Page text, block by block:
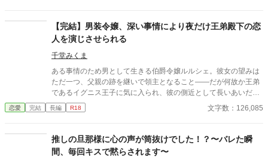
【完結】男装令嬢、深い事情により夜だけ王弟殿下の恋
人を演じさせられる
千堂みくま
ある事情のため男として生きる伯爵令嬢ルルシェ。彼女の望みは
ただ一つ、父親の跡を継いで領主となること――だが何故か王弟
であるイグニス王子に気に入られ、彼の側近として長いあいだ仕
えてきた。 女嫌いの王子はなかなか結婚してくれず、彼の結婚を
機に領地へ帰りたいルルシェはやきもきしている。しかし、ある
てしまった。 王子は性別の秘密を守る代わりに「俺の女嫌いが治
るように協力しろ」と持ちかけてきて、夜だけ彼の恋人を演じる
事になったのだが……。 ○ニブい男装令嬢と不器用な王子が恋を
恋愛 完結 長編 R18 文字数：126,085
推しの旦那様に心の声が筒抜けでした！？〜バレた瞬
間、毎回キスで黙らされます〜